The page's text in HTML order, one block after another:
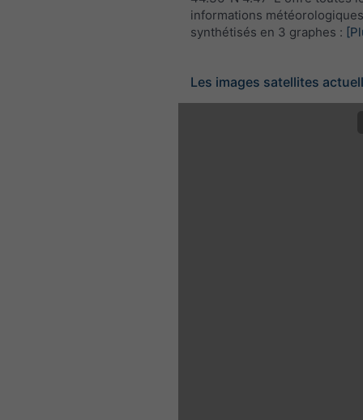
informations météorologiques
synthétisés en 3 graphes :
Les images satellites